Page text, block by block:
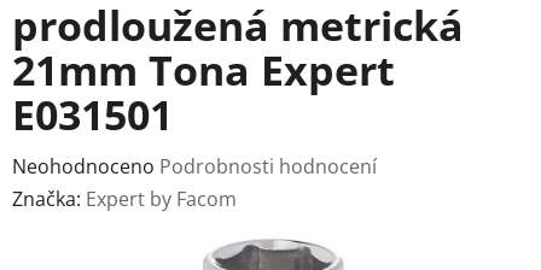
prodloužená metrická
21mm Tona Expert
E031501
Průměrné
hodnocení
Neohodnoceno Podrobnosti hodnocení
Značka: Expert by Facom